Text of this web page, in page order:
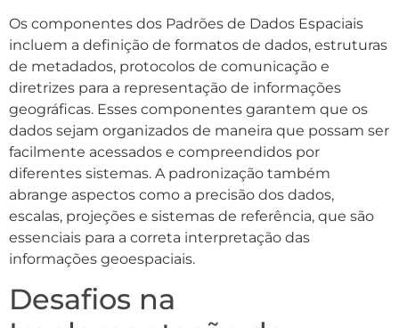
Os componentes dos Padrões de Dados Espaciais
incluem a definição de formatos de dados, estruturas
de metadados, protocolos de comunicação e
diretrizes para a representação de informações
geográficas. Esses componentes garantem que os
dados sejam organizados de maneira que possam ser
facilmente acessados e compreendidos por
diferentes sistemas. A padronização também
abrange aspectos como a precisão dos dados,
escalas, projeções e sistemas de referência, que são
essenciais para a correta interpretação das
informações geoespaciais.
Desafios na